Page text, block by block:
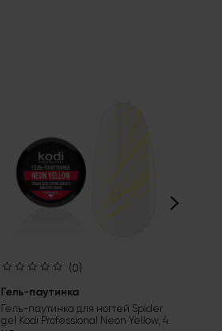
(0)
Гель-паутинка
Гель-паутинка для ногтей Spider
gel Kodi Professional Neon Yellow, 4